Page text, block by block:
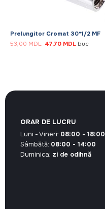
Prelungitor Cromat 30*1/2 MF
53,00MDL Prețul
inițial
47,70 MDLPrețul
buc
ORAR DE LUCRU
Luni - Vineri: 08:00 - 18:00
Sâmbătă: 08:00 - 14:00
Duminica: zi de odihnă